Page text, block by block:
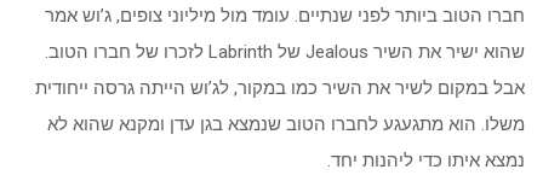
חברו הטוב ביותר לפני שנתיים. עומד מול מיליוני צופים, ג’וש אמר
שהוא ישיר את השיר Jealous של Labrinth לזכרו של חברו הטוב.
אבל במקום לשיר את השיר כמו במקור, לג’וש הייתה גרסה ייחודית
משלו. הוא מתגעגע לחברו הטוב שנמצא בגן עדן ומקנא שהוא לא
נמצא איתו כדי ליהנות יחד.